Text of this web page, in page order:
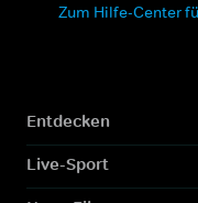
Zum Hilfe-Center
Entdecken
Live-Sport